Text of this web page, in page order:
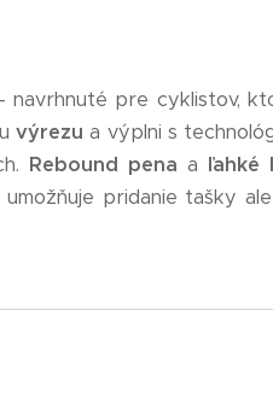
navrhnuté pre cyklistov,
výrezu a výplni s
Rebound pena a ľahké
umožňuje pridanie tašky